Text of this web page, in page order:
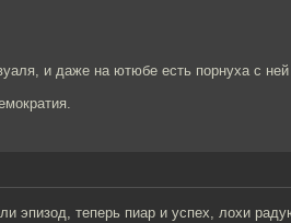
и даже на ютюбе есть порнуха с
эпизод, теперь пиар и успех, лохи